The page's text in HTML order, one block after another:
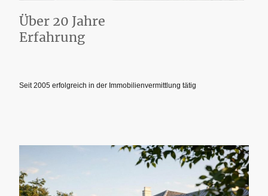
Über 20 Jahre
Erfahrung
Seit 2005 erfolgreich in der Immobilienvermittlung tätig